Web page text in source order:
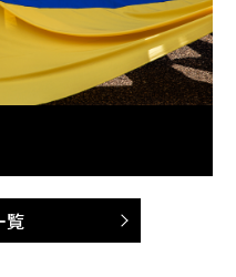
覧